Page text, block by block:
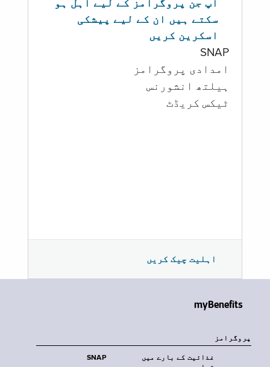
آپ جن پروگرامز کے لیے اہل ہو
سکتے ہیں ان کے لیے پیشکی
اسکرین کریں
SNAP
امدادی پروگرامز
‏ہیلتھ انشورنس
ٹیکس کریڈٹ
اہلیت چیک کریں
myBenefits
پروگرامز
SNAP
غذائیت کے بارے میں